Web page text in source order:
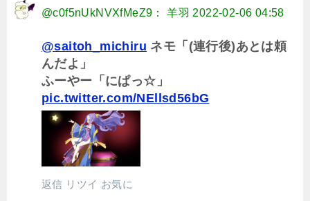
@c0f5nUkNVXfMeZ9： 羊羽 2022-02-06 04:58
@saitoh_michiru ネモ「(連行後)あとは頼
んだよ」
ふーやー「にぱっ☆」
pic.twitter.com/NEllsd56bG
返信 リツイ お気に